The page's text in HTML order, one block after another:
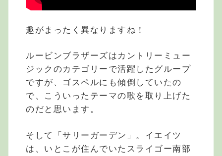
趣がまったく異なりますね！
ルービンブラザーズはカントリーミュー
ジックのカテゴリーで活躍したグループ
ですが、ゴスペルにも傾倒していたの
で、こういったテーマの歌を取り上げた
のだと思います。
そして「サリーガーデン」。イエイツ
は、いとこが住んでいたスライゴー南部